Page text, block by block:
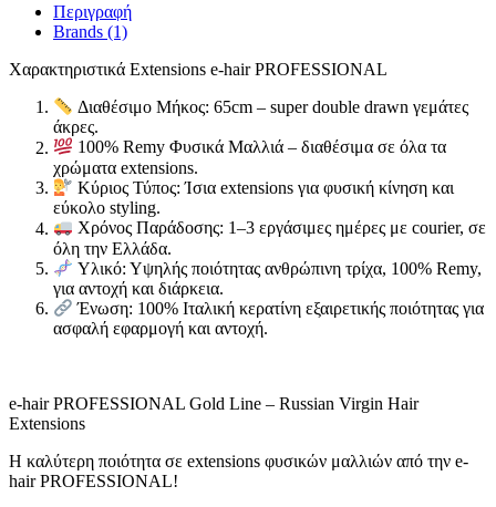
Περιγραφή
Brands (1)
Χαρακτηριστικά Extensions e-hair PROFESSIONAL
Διαθέσιμο Μήκος: 65cm – super double drawn γεμάτες
άκρες.
100% Remy Φυσικά Μαλλιά – διαθέσιμα σε όλα τα
χρώματα extensions.
Κύριος Τύπος: Ίσια extensions για φυσική κίνηση και
εύκολο styling.
Χρόνος Παράδοσης: 1–3 εργάσιμες ημέρες με courier, σε
όλη την Ελλάδα.
Υλικό: Υψηλής ποιότητας ανθρώπινη τρίχα, 100% Remy,
για αντοχή και διάρκεια.
Ένωση: 100% Ιταλική κερατίνη εξαιρετικής ποιότητας για
ασφαλή εφαρμογή και αντοχή.
e-hair PROFESSIONAL Gold Line – Russian Virgin Hair
Extensions
Η καλύτερη ποιότητα σε extensions φυσικών μαλλιών από την e-
hair PROFESSIONAL!